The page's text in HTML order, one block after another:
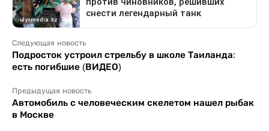
Следующая новость
Подросток устроил стрельбу в школе Таиланда:
есть погибшие (ВИДЕО)
Предыдущая новость
Автомобиль с человеческим скелетом нашел рыбак
в Москве